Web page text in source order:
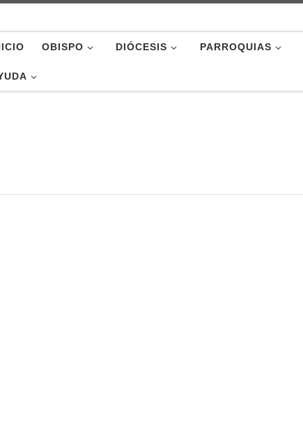
OBISPO DIÓCESIS PARROQUIAS